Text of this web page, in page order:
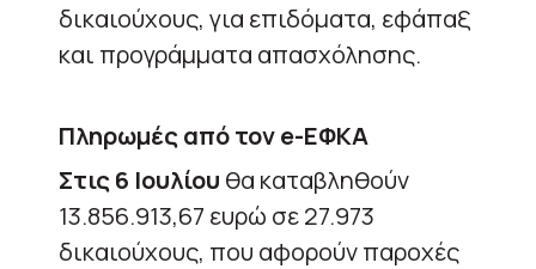
δικαιούχους, για επιδόματα, εφάπαξ
και προγράμματα απασχόλησης.
Πληρωμές από τον e-ΕΦΚΑ
Στις 6 Ιουλίου θα καταβληθούν
13.856.913,67 ευρώ σε 27.973
δικαιούχους, που αφορούν παροχές